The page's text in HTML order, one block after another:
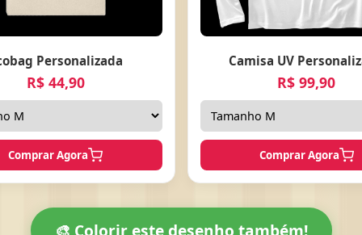
Personalizada
R$ 44,90
Comprar Agora
Camisa UV
R$ 99,90
Comprar Agora